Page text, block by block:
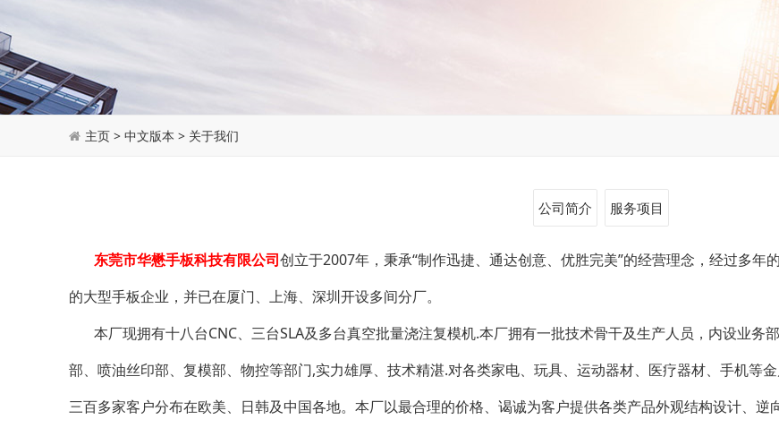
主页 > 中文版本 > 关于我们
公司简介 服务项目
东莞市华懋手板科技有限公司创立于2007年，秉承“制作迅捷、通达创意、优胜完美”的经营理念，经过多
的大型手板企业，并已在厦门、上海、深圳开设多间分厂。
本厂现拥有十八台CNC、三台SLA及多台真空批量浇注复模机.本厂拥有一批技术骨干及生产人员，内设业务
部、喷油丝印部、复模部、物控等部门,实力雄厚、技术精湛.对各类家电、玩具、运动器材、医疗器材、手机等
三百多家客户分布在欧美、日韩及中国各地。本厂以最合理的价格、谒诚为客户提供各类产品外观结构设计、